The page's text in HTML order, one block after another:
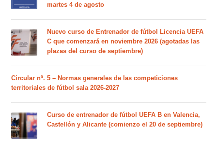
martes 4 de agosto
Nuevo curso de Entrenador de fútbol Licencia UEFA
C que comenzará en noviembre 2026 (agotadas las
plazas del curso de septiembre)
Circular nº. 5 – Normas generales de las competiciones
territoriales de fútbol sala 2026-2027
Curso de entrenador de fútbol UEFA B en Valencia,
Castellón y Alicante (comienzo el 20 de septiembre)